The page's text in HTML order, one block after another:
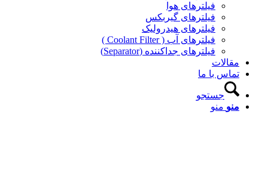
فیلترهای هوا
فیلترهای گیربکس
فیلترهای هیدرولیک
فیلترهای آب ( Coolant Filter )
فیلترهای جداکننده (Separator)
مقالات
تماس با ما
جستجو
منو منو